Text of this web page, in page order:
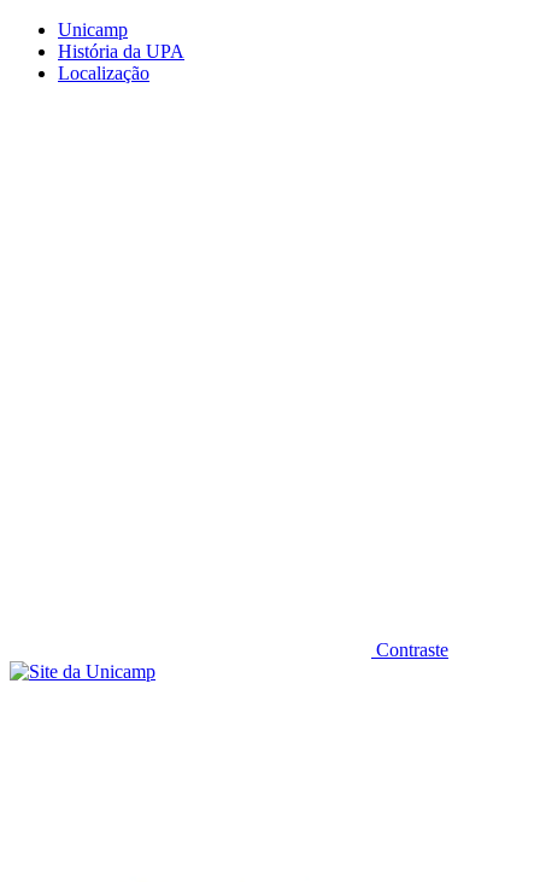
Conteúdo principal
Unicamp
História da UPA
Localização
Contraste